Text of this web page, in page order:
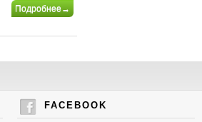
Подробнее→
FACEBOOK